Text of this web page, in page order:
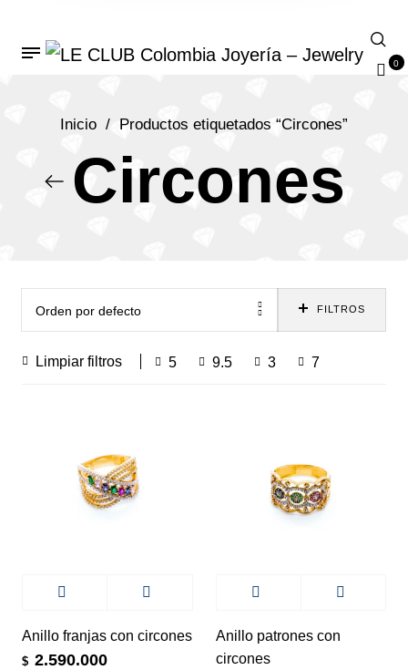
0
Inicio / Productos etiquetados “Circones”
Circones
Orden por defecto FILTROS
Limpiar filtros 5 9.5 3 7
Anillo franjas con circones
$ 2.590.000
Anillo patrones con
circones